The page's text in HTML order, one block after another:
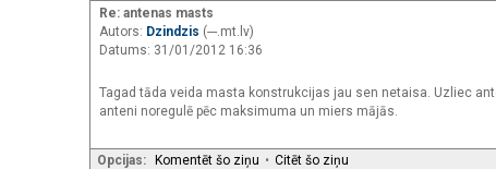
Re: antenas masts
Autors: Dzindzis (---.mt.lv)
Datums: 31/01/2012 16:36
Tagad tāda veida masta konstrukcijas jau sen netaisa. Uzliec
anteni noregulē pēc maksimuma un miers mājās.
Opcijas: Komentēt šo ziņu • Citēt šo ziņu